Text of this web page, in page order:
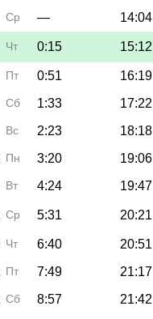
Ср — 14:04
Чт 0:15 15:12
Пт 0:51 16:19
Сб 1:33 17:22
Вс 2:23 18:18
Пн 3:20 19:06
Вт 4:24 19:47
Ср 5:31 20:21
Чт 6:40 20:51
Пт 7:49 21:17
Сб 8:57 21:42